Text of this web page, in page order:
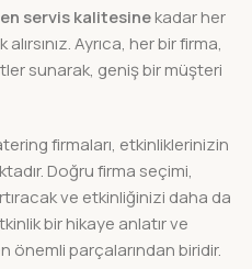
servis kalitesinekadar her
Ayrıca, her bir firma,
sunarak, geniş bir müşteri
firmaları, etkinliklerinizin
Doğru firma seçimi,
ve etkinliğinizi daha da
bir hikaye anlatır ve
önemli parçalarından biridir.